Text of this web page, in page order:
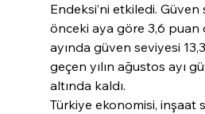
Endeksi’ni etkiledi.
önceki aya göre 3,6 puan
ayında güven seviyesi
geçen yılın ağustos ayı
altında kaldı.
Türkiye ekonomisi, inşaat